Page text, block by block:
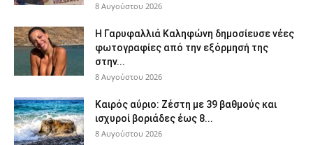
8 Αυγούστου 2026
Η Γαρυφαλλιά Καληφώνη δημοσίευσε νέες
φωτογραφίες από την εξόρμησή της
στην...
8 Αυγούστου 2026
Καιρός αύριο: Ζέστη με 39 βαθμούς και
ισχυροί βοριάδες έως 8...
8 Αυγούστου 2026